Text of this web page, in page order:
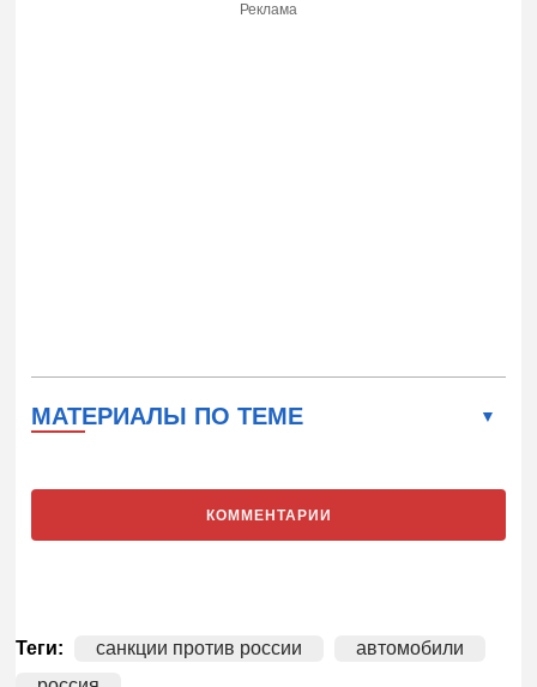
Реклама
МАТЕРИАЛЫ ПО ТЕМЕ
КОММЕНТАРИИ
Теги: санкции против россии
автомобили